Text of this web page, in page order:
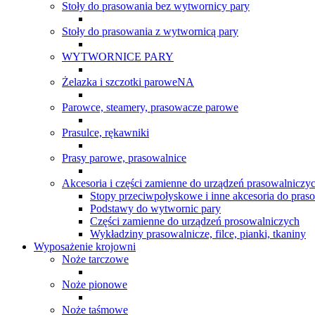
Stoły do prasowania bez wytwornicy pary
Stoły do prasowania z wytwornicą pary
WYTWORNICE PARY
Żelazka i szczotki paroweNA
Parowce, steamery, prasowacze parowe
Prasulce, rękawniki
Prasy parowe, prasowalnice
Akcesoria i części zamienne do urządzeń
Stopy przeciwpołyskowe i inne akcesoria do
Podstawy do wytwornic pary
Części zamienne do urządzeń prosowalniczych
Wykładziny prasowalnicze, filce, pianki, tkaniny
Wyposażenie krojowni
Noże tarczowe
Noże pionowe
Noże taśmowe